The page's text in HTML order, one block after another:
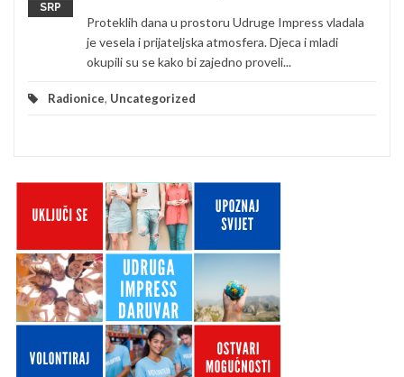
SRP
Proteklih dana u prostoru Udruge Impress vladala
je vesela i prijateljska atmosfera. Djeca i mladi
okupili su se kako bi zajedno proveli...
Radionice, Uncategorized